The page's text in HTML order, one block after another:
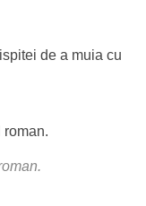
de a muia cu